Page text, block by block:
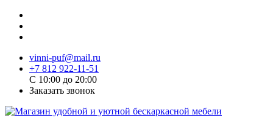
vinni-puf@mail.ru
+7 812 922-11-51
C 10:00 до 20:00
Заказать звонок